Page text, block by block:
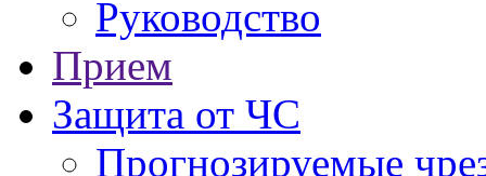
Руководство
Прием
Защита от ЧС
Прогнозируемые